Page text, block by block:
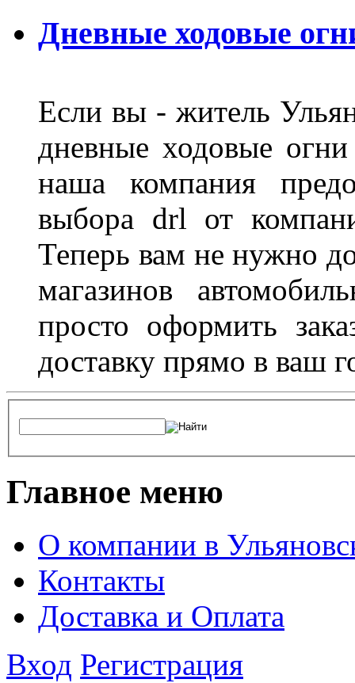
Дневные ходовые
Если вы - житель
дневные ходовые
наша компания
выбора drl от
Теперь вам не нужно
магазинов
просто оформить
доставку прямо в ваш
Главное меню
О компании в
Контакты
Доставка и Оплата
Вход Регистрация